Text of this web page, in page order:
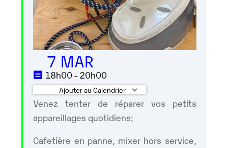
7 MAR
18h00 - 20h00
Ajouter au Calendrier
Télécharger ICS Calendrier Google
Venez tenter de réparer vos petits
appareillages quotidiens;
Cafetière en panne, mixer hors service,